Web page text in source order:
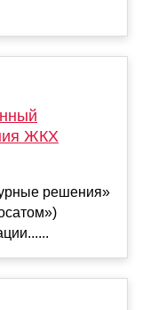
ЖКХ
решения»